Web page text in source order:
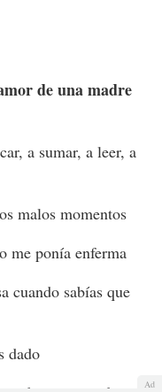
de una madre
a sumar, a leer, a
malos momentos
me ponía enferma
cuando sabías que
dado
Ad